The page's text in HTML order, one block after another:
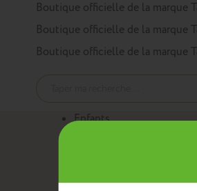
Panneau de gestion des cookies
Boutique officielle de la marque
Boutique officielle de la marque
Boutique officielle de la marque
Enfants
Boîtes à goûterSacs